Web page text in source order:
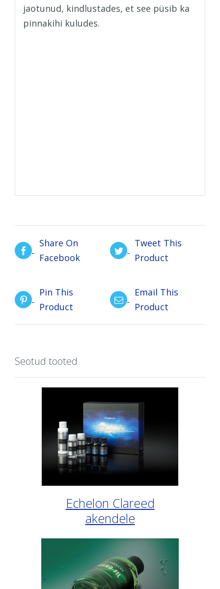
jaotunud, kindlustades, et see püsib ka
pinnakihi kuludes.
Share On
Facebook
Tweet This
Product
Pin This
Product
Email This
Product
Seotud tooted
Echelon Clareed
akendele